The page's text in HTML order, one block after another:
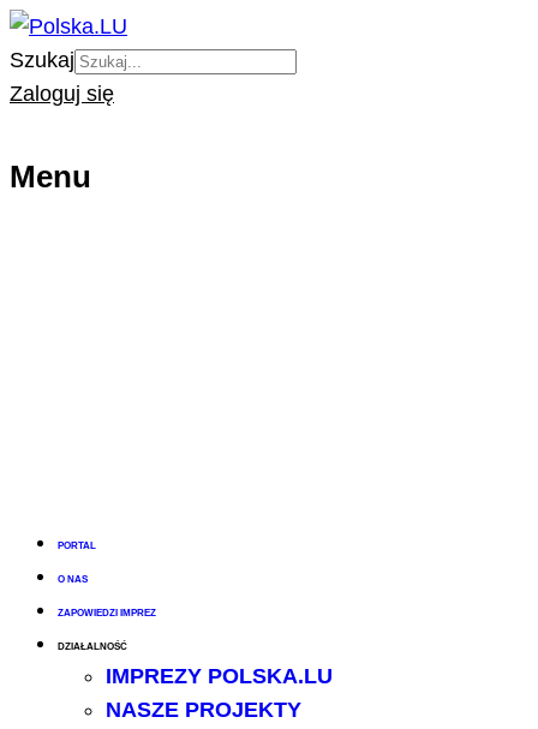
Szukaj
Zaloguj się
Menu
PORTAL
O NAS
ZAPOWIEDZI IMPREZ
DZIAŁALNOŚĆ
IMPREZY POLSKA.LU
NASZE PROJEKTY